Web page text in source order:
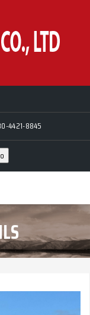
4421-8845